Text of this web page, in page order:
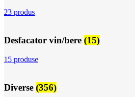
23 produs
Desfacator vin/bere (15)
15 produse
Diverse (356)